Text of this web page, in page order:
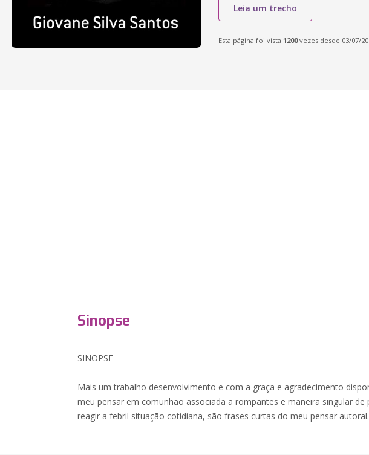
Leia um trecho
Esta página foi vista 1200vezes desde 03/07/
Sinopse
SINOPSE
Mais um trabalho desenvolvimento e com a graça e agradecimento
meu pensar em comunhão associada a rompantes e maneira singular de
reagir a febril situação cotidiana, são frases curtas do meu pensar autoral.